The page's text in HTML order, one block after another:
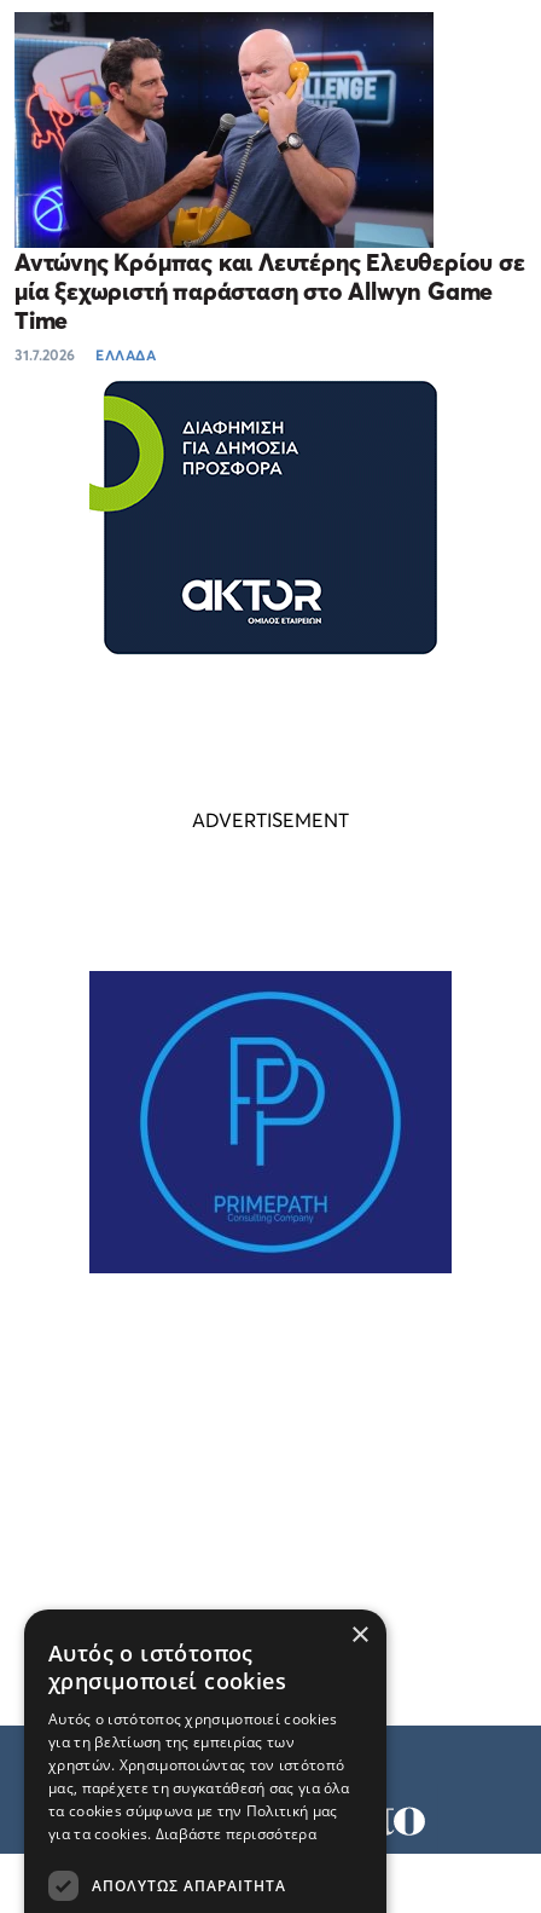
Αντώνης Κρόμπας και Λευτέρης Ελευθερίου σε
μία ξεχωριστή παράσταση στο Allwyn Game
Time
31.7.2026 ΕΛΛΑΔΑ
×
Αυτός ο ιστότοπος
χρησιμοποιεί cookies
Αυτός ο ιστότοπος χρησιμοποιεί cookies
για τη βελτίωση της εμπειρίας των
χρηστών. Χρησιμοποιώντας τον ιστότοπό
μας, παρέχετε τη συγκατάθεσή σας για όλα
τα cookies σύμφωνα με την Πολιτική μας
για τα cookies. Διαβάστε περισσότερα
ΑΠΟΛΎΤΩΣ ΑΠΑΡΑΊΤΗΤΑ